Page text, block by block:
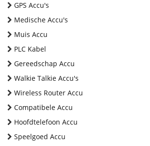
GPS Accu's
Medische Accu's
Muis Accu
PLC Kabel
Gereedschap Accu
Walkie Talkie Accu's
Wireless Router Accu
Compatibele Accu
Hoofdtelefoon Accu
Speelgoed Accu